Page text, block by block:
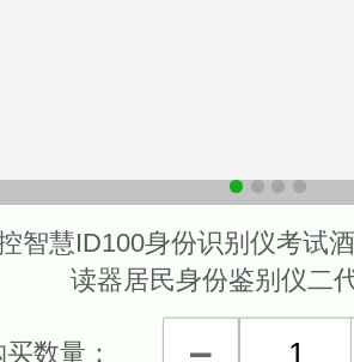
智慧ID100身份识别仪考试
读器居民身份鉴别仪二
数量：